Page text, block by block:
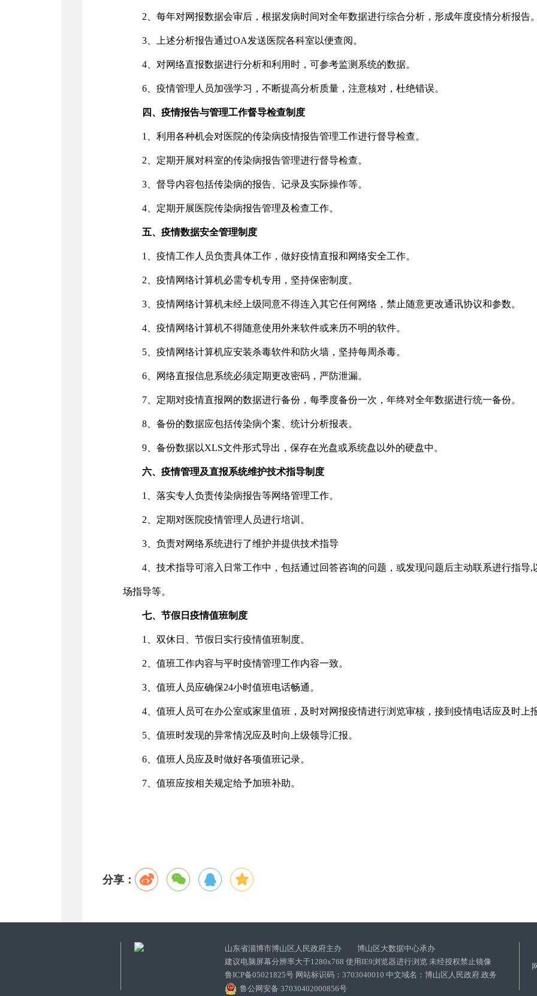
2、每年对网报数据会审后，根据发病时间对全年数据进行综合分析，形成年度疫情分析报告
3、上述分析报告通过OA发送医院各科室以便查阅。
4、对网络直报数据进行分析和利用时，可参考监测系统的数据。
6、疫情管理人员加强学习，不断提高分析质量，注意核对，杜绝错误。
四、疫情报告与管理工作督导检查制度
1、利用各种机会对医院的传染病疫情报告管理工作进行督导检查。
2、定期开展对科室的传染病报告管理进行督导检查。
3、督导内容包括传染病的报告、记录及实际操作等。
4、定期开展医院传染病报告管理及检查工作。
五、疫情数据安全管理制度
1、疫情工作人员负责具体工作，做好疫情直报和网络安全工作。
2、疫情网络计算机必需专机专用，坚持保密制度。
3、疫情网络计算机未经上级同意不得连入其它任何网络，禁止随意更改通讯协议和参数。
4、疫情网络计算机不得随意使用外来软件或来历不明的软件。
5、疫情网络计算机应安装杀毒软件和防火墙，坚持每周杀毒。
6、网络直报信息系统必须定期更改密码，严防泄漏。
7、定期对疫情直报网的数据进行备份，每季度备份一次，年终对全年数据进行统一备份。
8、备份的数据应包括传染病个案、统计分析报表。
9、备份数据以XLS文件形式导出，保存在光盘或系统盘以外的硬盘中。
六、疫情管理及直报系统维护技术指导制度
1、落实专人负责传染病报告等网络管理工作。
2、定期对医院疫情管理人员进行培训。
3、负责对网络系统进行了维护并提供技术指导
4、技术指导可溶入日常工作中，包括通过回答咨询的问题，或发现问题后主动联系进行指导
场指导等。
七、节假日疫情值班制度
1、双休日、节假日实行疫情值班制度。
2、值班工作内容与平时疫情管理工作内容一致。
3、值班人员应确保24小时值班电话畅通。
4、值班人员可在办公室或家里值班，及时对网报疫情进行浏览审核，接到疫情电话应及时上
5、值班时发现的异常情况应及时向上级领导汇报。
6、值班人员应及时做好各项值班记录。
7、值班应按相关规定给予加班补助。
分享：
山东省淄博市博山区人民政府主办 博山区大数据中心承办
建议电脑屏幕分辨率大于1280x768 使用IE9浏览器进行浏览 未经授权禁止镜像
鲁ICP备05021825号 网站标识码：3703040010 中文域名：博山区人民政府.政务
鲁公网安备 37030402000856号